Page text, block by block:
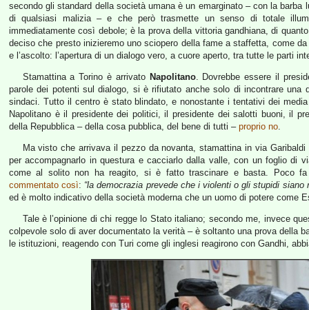
secondo gli standard della società umana è un emarginato – con la
di qualsiasi malizia – e che però trasmette un senso di totale
immediatamente così debole; è la prova della vittoria gandhiana, di
deciso che presto inizieremo uno sciopero della fame a staffetta, come
e l’ascolto: l’apertura di un dialogo vero, a cuore aperto, tra tutte le parti
Stamattina a Torino è arrivato Napolitano. Dovrebbe essere il
parole dei potenti sul dialogo, si è rifiutato anche solo di incontrare una
sindaci. Tutto il centro è stato blindato, e nonostante i tentativi dei
Napolitano è il presidente dei politici, il presidente dei salotti buoni, il
della Repubblica – della cosa pubblica, del bene di tutti – proprio no.
Ma visto che arrivava il pezzo da novanta, stamattina in via
per accompagnarlo in questura e cacciarlo dalla valle, con un foglio di
come al solito non ha reagito, si è fatto trascinare e basta. Poco
commentato così: “la democrazia prevede che i violenti o gli stupidi siano
ed è molto indicativo della società moderna che un uomo di potere come
Tale è l’opinione di chi regge lo Stato italiano; secondo me, invece
colpevole solo di aver documentato la verità – è soltanto una prova della
le istituzioni, reagendo con Turi come gli inglesi reagirono con Gandhi,